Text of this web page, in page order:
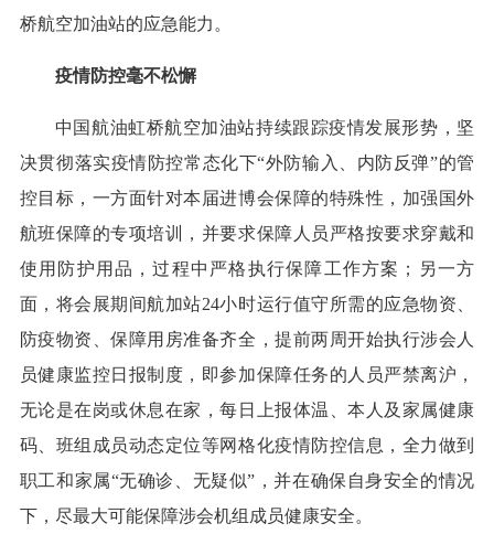
桥航空加油站的应急能力。
疫情防控毫不松懈
中国航油虹桥航空加油站持续跟踪疫情发展形势，坚
决贯彻落实疫情防控常态化下“外防输入、内防反弹”的管
控目标，一方面针对本届进博会保障的特殊性，加强国外
航班保障的专项培训，并要求保障人员严格按要求穿戴和
使用防护用品，过程中严格执行保障工作方案；另一方
面，将会展期间航加站24小时运行值守所需的应急物资、
防疫物资、保障用房准备齐全，提前两周开始执行涉会人
员健康监控日报制度，即参加保障任务的人员严禁离沪，
无论是在岗或休息在家，每日上报体温、本人及家属健康
码、班组成员动态定位等网格化疫情防控信息，全力做到
职工和家属“无确诊、无疑似”，并在确保自身安全的情况
下，尽最大可能保障涉会机组成员健康安全。